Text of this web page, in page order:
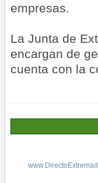
empresas.
La Junta de
encargan de
cuenta con la